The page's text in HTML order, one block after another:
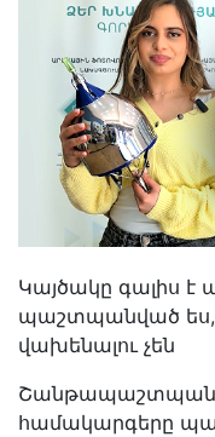
Կայծակը գալիս է
պաշտպանված ես,
վախենալու չեն
համակարգերը